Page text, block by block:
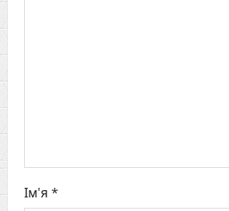
n
Ім'я *